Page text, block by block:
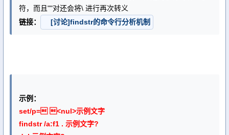
符，而且""对还会将\ 进行再次转义
链接：
[讨论]findstr的命令行分析机制
示例：
set/p= <nul>示例文字
findstr /a:f1 . 示例文字?